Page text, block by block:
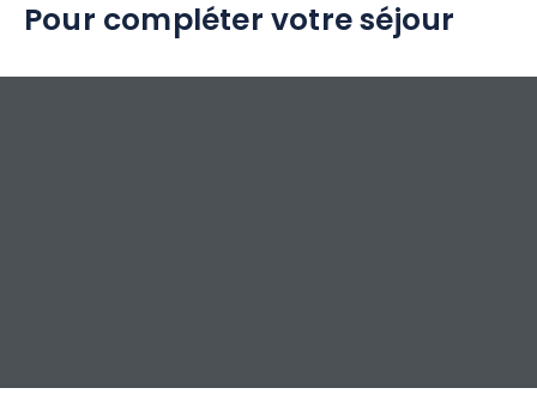
Pour compléter votre séjour